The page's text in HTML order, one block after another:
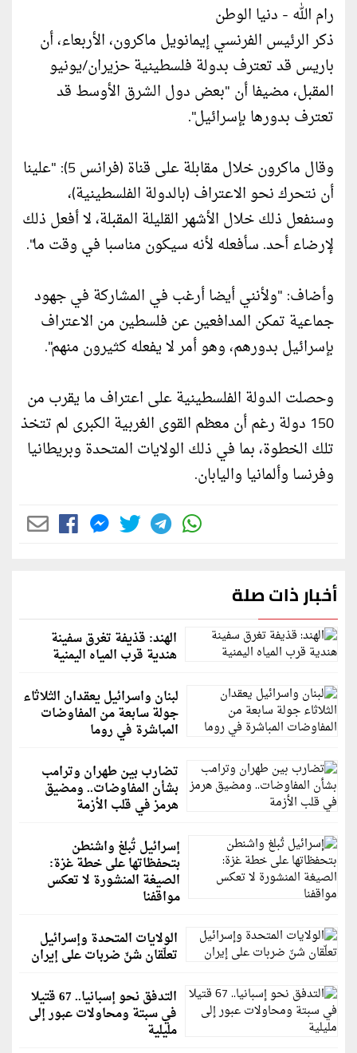
رام الله - دنيا الوطن
ذكر الرئيس الفرنسي إيمانويل ماكرون، الأربعاء، أن
باريس قد تعترف بدولة فلسطينية حزيران/يونيو
المقبل، مضيفا أن "بعض دول الشرق الأوسط قد
تعترف بدورها بإسرائيل".
وقال ماكرون خلال مقابلة على قناة (فرانس 5): "علينا
أن نتحرك نحو الاعتراف (بالدولة الفلسطينية)،
وسنفعل ذلك خلال الأشهر القليلة المقبلة، لا أفعل ذلك
لإرضاء أحد. سأفعله لأنه سيكون مناسبا في وقت ما".
وأضاف: "ولأنني أيضا أرغب في المشاركة في جهود
جماعية تمكن المدافعين عن فلسطين من الاعتراف
بإسرائيل بدورهم، وهو أمر لا يفعله كثيرون منهم".
وحصلت الدولة الفلسطينية على اعتراف ما يقرب من
150 دولة رغم أن معظم القوى الغربية الكبرى لم تتخذ
تلك الخطوة، بما في ذلك الولايات المتحدة وبريطانيا
وفرنسا وألمانيا واليابان.
أخبار ذات صلة
الهند: قذيفة تغرق سفينة
هندية قرب المياه اليمنية
لبنان واسرائيل يعقدان الثلاثاء
جولة سابعة من المفاوضات
المباشرة في روما
تضارب بين طهران وترامب
بشأن المفاوضات.. ومضيق
هرمز في قلب الأزمة
إسرائيل تُبلغ واشنطن
بتحفظاتها على خطة غزة:
الصيغة المنشورة لا تعكس
مواقفنا
الولايات المتحدة وإسرائيل
تعلّقان شنّ ضربات على إيران
التدفق نحو إسبانيا.. 67 قتيلا
في سبتة ومحاولات عبور إلى
مليلية